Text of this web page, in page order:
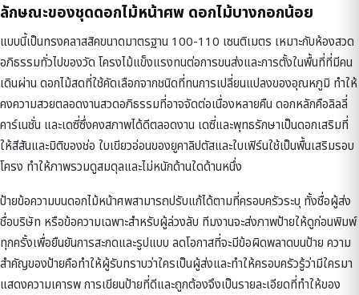
ลักษณะของชุดดอกไม้หน้าศพ ดอกไม้บางกอกน้อย
แบบนี้เป็นทรงคลาสสิคขนาดมาตรฐาน 100-110 เซนติเมตร เหมาะกับห้องสวด
อภิธรรมทั่วไปของวัด โครงไม้แข็งแรงทนต่อการขนส่งและการตั้งในพื้นที่ที่มีคน
เดินผ่าน ดอกไม้สดที่ใช้คัดเลือกจากชนิดที่ทนการเปลี่ยนแปลงของอุณหภูมิ ทำให้
คงความสวยตลอดงานสวดอภิธรรมที่อาจจัดต่อเนื่องหลายคืน ดอกหลักคือลิลลี่
คาร์เนชั่น และเดซี่ซึ่งคงสภาพได้ดีตลอดงาน เดซี่และพุทธรักษาเป็นดอกเสริมที่
ให้สีสันและมิติของช่อ ใบเขียวอ่อนของยูคาลิปตัสและใบเฟิร์นใช้เป็นพื้นเสริมรอบ
โครง ทำให้ภาพรวมดูสมดุลและไม่หนักด้านใดด้านหนึ่ง
ป้ายข้อความบนดอกไม้หน้าศพสามารถปรับแก้ได้ตามที่ครอบครัวระบุ ทั้งชื่อผู้ส่ง
ชื่อบริษัท หรือข้อความเฉพาะสำหรับผู้ล่วงลับ ทีมงานจะส่งภาพป้ายให้ดูก่อนพิมพ์
ทุกครั้งเพื่อยืนยันการสะกดและรูปแบบ ลดโอกาสที่จะมีข้อผิดพลาดบนป้าย ความ
สำคัญของป้ายคือทำให้ผู้รับทราบว่าใครเป็นผู้ส่งและทำให้ครอบครัวรู้ว่ามีใครมา
แสดงความเคารพ การเขียนป้ายที่ดีและถูกต้องจึงเป็นรายละเอียดที่ทำให้ของ